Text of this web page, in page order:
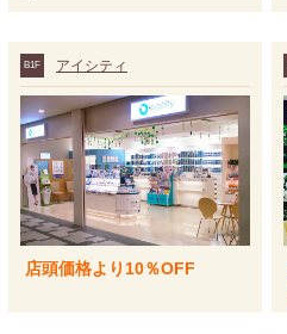
B1F アイシティ
店頭価格より10％OFF